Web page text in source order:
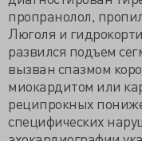
пропранолол,
Люголя и
развился подъем
вызван спазмом
миокардитом или
реципрокных
специфических